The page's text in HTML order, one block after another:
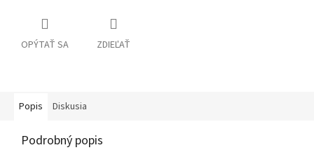
OPÝTAŤ SA ZDIEĽAŤ
Popis Diskusia
Podrobný popis